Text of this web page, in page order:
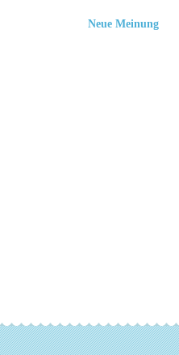
Neue Meinung